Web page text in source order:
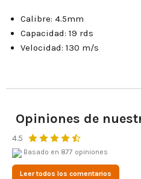
Calibre: 4.5mm
Capacidad: 19 rds
Velocidad: 130 m/s
Opiniones de
4.5
Basado en 877 opiniones
Leer todos los comentarios